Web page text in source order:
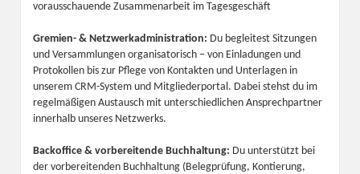
vorausschauende Zusammenarbeit im Tagesgeschäft
Gremien- & Netzwerkadministration: Du begleitest Sitzungen
und Versammlungen organisatorisch – von Einladungen und
Protokollen bis zur Pflege von Kontakten und Unterlagen in
unserem CRM-System und Mitgliederportal. Dabei stehst du im
regelmäßigen Austausch mit unterschiedlichen Ansprechpartner
innerhalb unseres Netzwerks.
Backoffice & vorbereitende Buchhaltung: Du unterstützt bei
der vorbereitenden Buchhaltung (Belegprüfung, Kontierung,